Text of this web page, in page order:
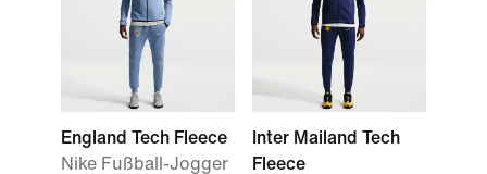
England Tech Fleece
Nike Fußball-Jogger
Inter Mailand Tech
Fleece